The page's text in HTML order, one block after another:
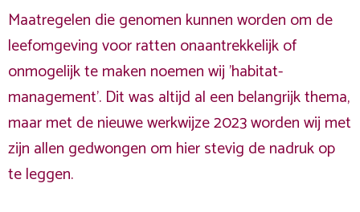
Maatregelen die genomen kunnen worden om de
leefomgeving voor ratten onaantrekkelijk of
onmogelijk te maken noemen wij 'habitat-
management'. Dit was altijd al een belangrijk thema,
maar met de nieuwe werkwijze 2023 worden wij met
zijn allen gedwongen om hier stevig de nadruk op
te leggen.